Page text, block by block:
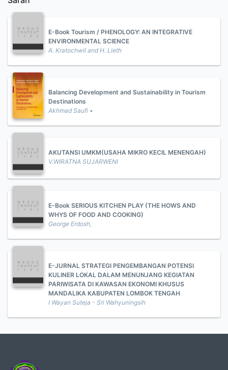
E-Book Tourism / PHENOLOGY: AN INTEGRATIVE
ENVIRONMENTAL SCIENCE
A. Kratochwil and H. Lieth
Balancing Development and Sustainability in Tourism
Destinations
Akhmad Saufi •
AKUTANSI UMKM(USAHA MIKRO KECIL MENENGAH)
V.WIRATNA SUJARWENI
E-Book SERIOUS KITCHEN PLAY (THE HOWS AND
WHYS OF FOOD AND COOKING)
George Erdosh,
E-JURNAL STRATEGI PENGEMBANGAN POTENSI
KULINER LOKAL DALAM MENUNJANG KEGIATAN
PARIWISATA DI KAWASAN EKONOMI KHUSUS
MANDALIKA KABUPATEN LOMBOK TENGAH
I Wayan Suteja - Sri Wahyuningsih